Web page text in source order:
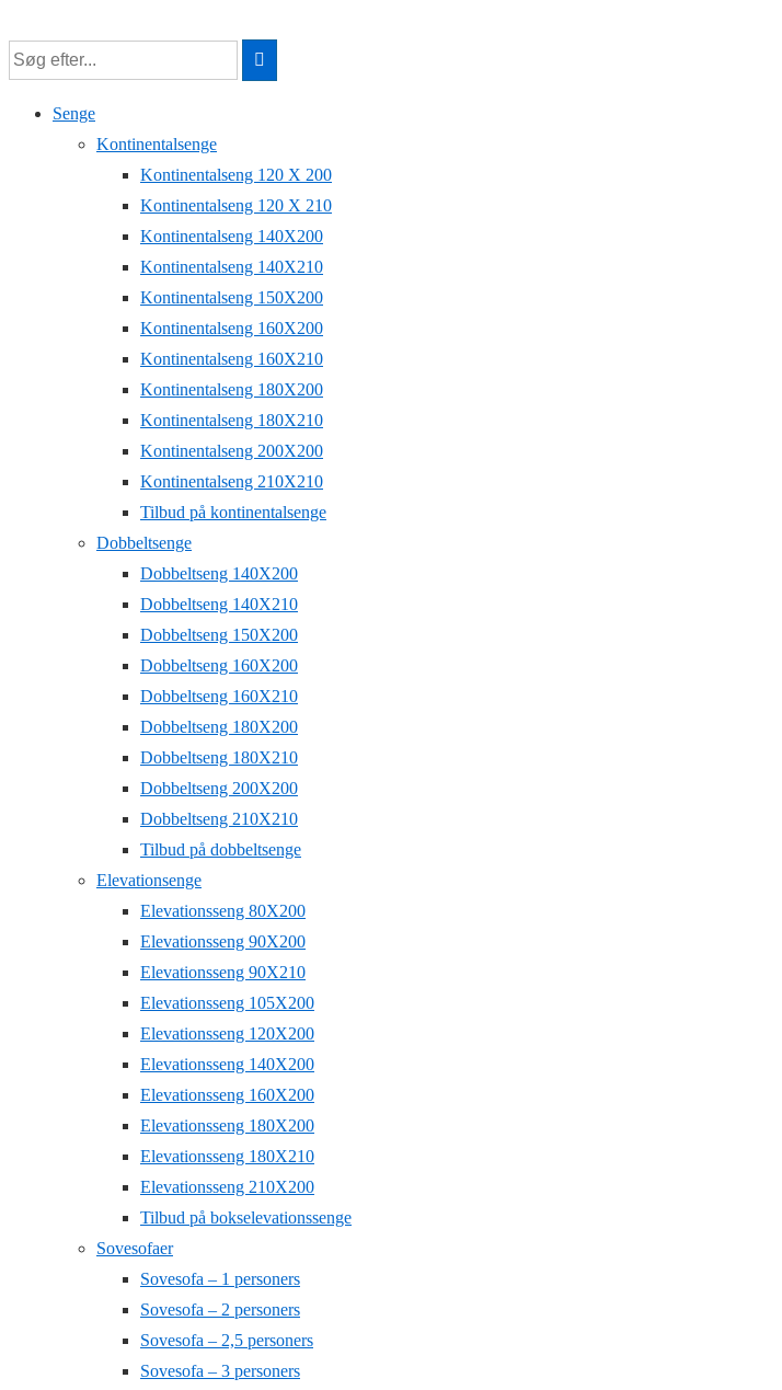
Hop
til
hovedindhold
Senge
Kontinentalsenge
Kontinentalseng 120 X 200
Kontinentalseng 120 X 210
Kontinentalseng 140X200
Kontinentalseng 140X210
Kontinentalseng 150X200
Kontinentalseng 160X200
Kontinentalseng 160X210
Kontinentalseng 180X200
Kontinentalseng 180X210
Kontinentalseng 200X200
Kontinentalseng 210X210
Tilbud på kontinentalsenge
Dobbeltsenge
Dobbeltseng 140X200
Dobbeltseng 140X210
Dobbeltseng 150X200
Dobbeltseng 160X200
Dobbeltseng 160X210
Dobbeltseng 180X200
Dobbeltseng 180X210
Dobbeltseng 200X200
Dobbeltseng 210X210
Tilbud på dobbeltsenge
Elevationsenge
Elevationsseng 80X200
Elevationsseng 90X200
Elevationsseng 90X210
Elevationsseng 105X200
Elevationsseng 120X200
Elevationsseng 140X200
Elevationsseng 160X200
Elevationsseng 180X200
Elevationsseng 180X210
Elevationsseng 210X200
Tilbud på bokselevationssenge
Sovesofaer
Sovesofa – 1 personers
Sovesofa – 2 personers
Sovesofa – 2,5 personers
Sovesofa – 3 personers